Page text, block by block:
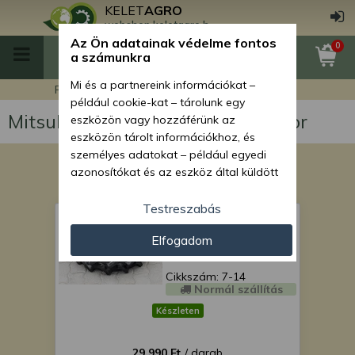
KELETAGRO
webshop.keletagro.hu
0
Főoldal Mitsubishi MT251 japán kistraktor
Mitsubishi MT251 japán kistraktor
Gumi 7-14 SZUPER
ÁRON!
Cikkszám: 7-14
Normál szállítás
Készleten
Az Ön adatainak védelme fontos
a számunkra
Mi és a partnereink információkat –
például cookie-kat – tárolunk egy
eszközön vagy hozzáférünk az
eszközön tárolt információkhoz, és
személyes adatokat – például egyedi
azonosítókat és az eszköz által küldött
személyre szabott hirdetések és
tartalom nyújtásához, hirdetés- és
tartalomméréshez, nézettségi adatok
gyűjtéséhez, valamint termékek
kifejlesztéséhez és a termékek
javításához. Az Ön engedélyével mi és a
partnereink eszközleolvasásos
adatokat és azonosítási információkat
Testreszabás
Elfogadom